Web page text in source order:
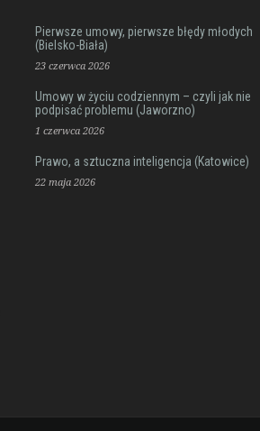
Pierwsze umowy, pierwsze błędy młodych
(Bielsko-Biała)
23 czerwca 2026
Umowy w życiu codziennym – czyli jak nie
podpisać problemu (Jaworzno)
1 czerwca 2026
Prawo, a sztuczna inteligencja (Katowice)
22 maja 2026